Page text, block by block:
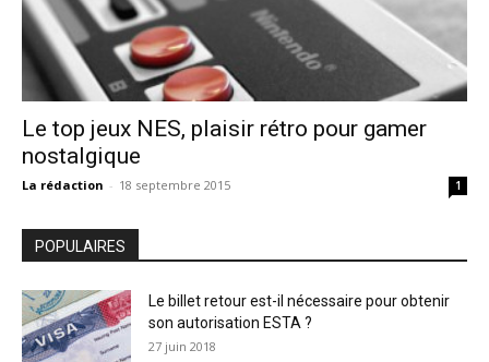
Le top jeux NES, plaisir rétro pour gamer
nostalgique
La rédaction - 18 septembre 2015 1
POPULAIRES
Le billet retour est-il nécessaire pour obtenir
son autorisation ESTA ?
27 juin 2018